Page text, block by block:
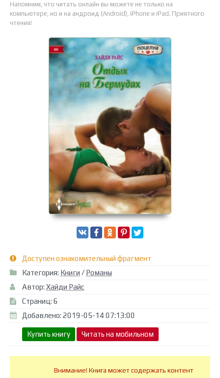
Напомним, что читать онлайн вы можете не только на
компьютере, но и на андроид (Android), iPhone и iPad. Приятного
чтения!
Доступен ознакомительный фрагмент
Категория: Книги / Романы
Автор: Хайди Райс
Страниц: 6
Добавлено: 2019-05-14 07:13:00
Купить книгу Читать на мобильном
Внимание! Книга может содержать контент